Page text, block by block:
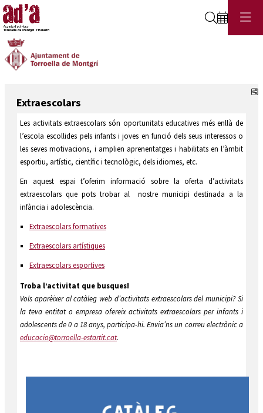
Cerca
Extraescolars
Les activitats extraescolars són oportunitats educatives més enllà de
l’escola escollides pels infants i joves en funció dels seus interessos o
les seves motivacions, i amplien aprenentatges i habilitats en l’àmbit
esportiu, artístic, científic i tecnològic, dels idiomes, etc.
En aquest espai t’oferim informació sobre la oferta d’activitats
extraescolars que pots trobar al nostre municipi destinada a la
infància i adolescència.
Extraescolars formatives
Extraescolars artístiques
Extraescolars esportives
Troba l’activitat que busques!
Vols aparèixer al catàleg web d’activitats extraescolars del municipi? Si
la teva entitat o empresa ofereix activitats extraescolars per infants i
adolescents de 0 a 18 anys, participa-hi. Envia’ns un correu electrònic a
educacio@torroella-estartit.cat.